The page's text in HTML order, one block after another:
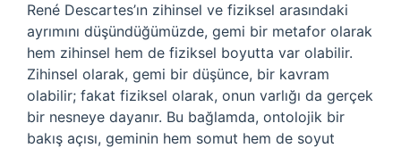
René Descartes’ın zihinsel ve fiziksel arasındaki
ayrımını düşündüğümüzde, gemi bir metafor olarak
hem zihinsel hem de fiziksel boyutta var olabilir.
Zihinsel olarak, gemi bir düşünce, bir kavram
olabilir; fakat fiziksel olarak, onun varlığı da gerçek
bir nesneye dayanır. Bu bağlamda, ontolojik bir
bakış açısı, geminin hem somut hem de soyut